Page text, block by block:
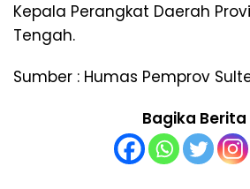
Kepala Perangkat Daerah
Tengah.
Sumber : Humas Pemprov
Bagika Berita